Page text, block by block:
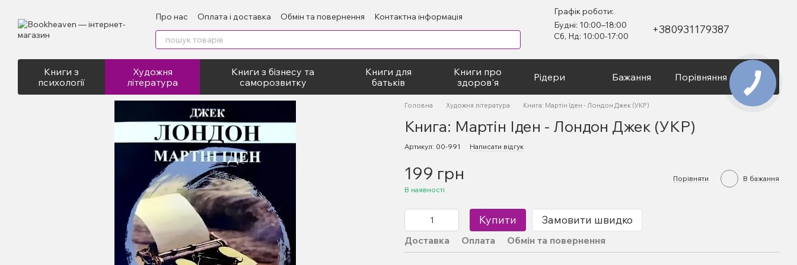
Про нас Оплата і доставка Обмін та повернення
Контактна інформація
Відгуки про магазин
Публічний договір
Графік роботи:
Будні: 10:00–18:00
Сб, Нд: 10:00-17:00
+380931179387
Книги з
психології
Художня
література
Книги з бізнесу та
саморозвитку
Книги для
батьків
Книги про
здоров'я
Рідери Бажання Порівняння Вхід
Головна Художня література Книга: Мартін Іден - Лондон Джек (УКР)
Книга: Мартін Іден - Лондон Джек (УКР)
Артикул: 00-991 Написати відгук
199 грн
В наявності
Порівняти В бажання
Купити Замовити швидко
Доставка Оплата Обмін та повернення